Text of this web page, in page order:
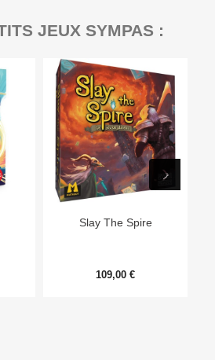
JEUX SYMPAS :
Slay The Spire
109,00 €